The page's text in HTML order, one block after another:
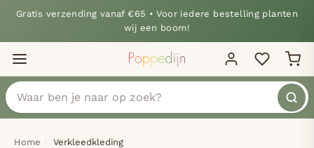
Gratis verzending vanaf €65 • Voor iedere bestelling planten
wij een boom!
Home Verkleedkleding